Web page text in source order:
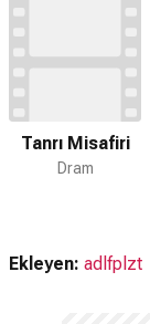
Tanrı Misafiri
Dram
Ekleyen: adlfplzt